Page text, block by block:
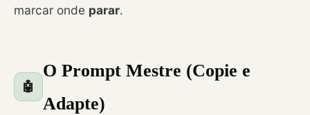
marcar onde parar.
🤖
O Prompt Mestre (Copie e
Adapte)